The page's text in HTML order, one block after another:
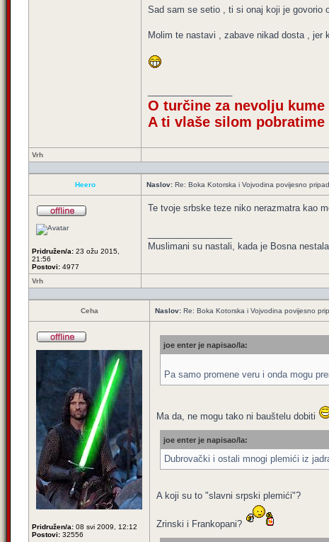
Sad sam se setio , ti si onaj koji je govorio
Molim te nastavi , zabave nikad dosta , jer
O turčine za nevolju kume
A ti vlaše silom pobratime
Vrh
Heero Naslov: Re: Boka Kotorska i Vojvodina povijesno
Pridružen/a: 23 ožu 2015,
21:56
Postovi: 4977
Te tvoje srbske teze niko nerazmatra kao
Muslimani su nastali, kada je Bosna
Vrh
Ceha Naslov: Re: Boka Kotorska i Vojvodina povijesno
Pridružen/a: 08 svi 2009, 12:12
Postovi: 32556
joe enter je napisao/la:
Pa samo promene veru i onda mogu
Ma da, ne mogu tako ni bauštelu dobiti
joe enter je napisao/la:
Dubrovački i ostali mnogi plemići iz
A koji su to "slavni srpski plemići"?
Zrinski i Frankopani?